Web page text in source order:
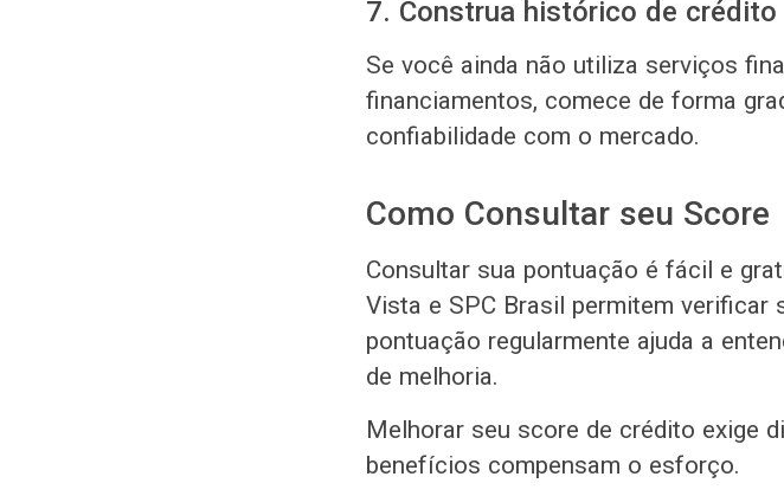
7. Construa histórico de crédito
Se você ainda não utiliza serviços
financiamentos, comece de forma
confiabilidade com o mercado.
Como Consultar seu Score
Consultar sua pontuação é fácil e
Vista e SPC Brasil permitem verificar
pontuação regularmente ajuda a
de melhoria.
Melhorar seu score de crédito exige
benefícios compensam o esforço.